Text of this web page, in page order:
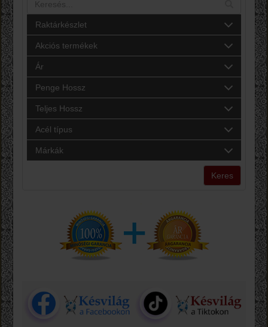
Raktárkészlet
Akciós termékek
Ár
Penge Hossz
Teljes Hossz
Acél típus
Márkák
Keres